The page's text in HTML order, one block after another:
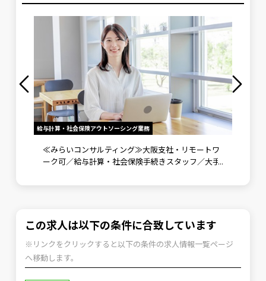
給与計算・社会保険アウトソーシング業務
≪みらいコンサルティング≫大阪支社・リモートワ
ーク可／給与計算・社会保険手続きスタッフ／大手
この求人は以下の条件に合致しています
※リンクをクリックすると以下の条件の求人情報一覧ページ
へ移動します。